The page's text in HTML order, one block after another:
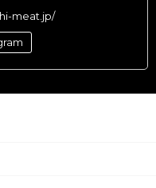
meat.jp/